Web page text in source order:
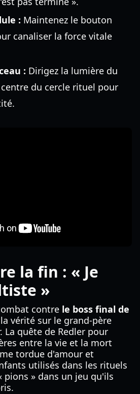
: Maintenez le bouton
canaliser la force vitale
: Dirigez la lumière du
du cercle rituel pour
la fin : « Je
»
contre le boss final de
vérité sur le grand-père
La quête de Redler pour
entre la vie et la mort
tordue d'amour et
utilisés dans les rituels
pions » dans un jeu qu'ils